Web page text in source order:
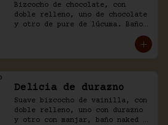
Bizcocho de chocolate, con
doble relleno, uno de chocolate
y otro de pure de lúcuma. Baño
Delicia de durazno
Suave bizcocho de vainilla, con
doble relleno, uno con durazno
y otro con manjar, baño naked